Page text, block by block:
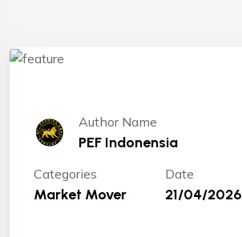
Author Name
PEF Indonensia
Categories
Market Mover
Date
21/04/2026